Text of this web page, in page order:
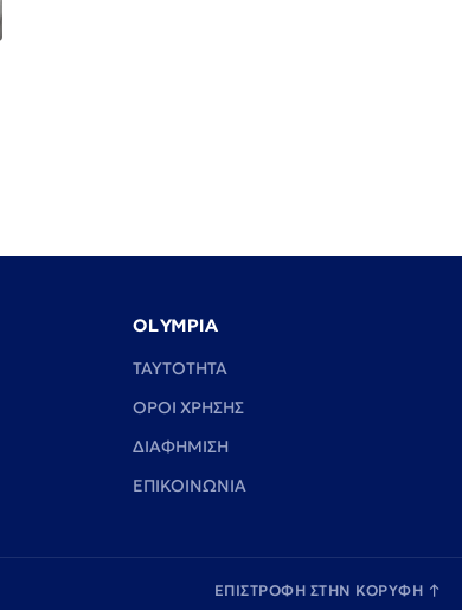
OLYMPIA
TAYTOTHTA
ΟΡΟΙ ΧΡΗΣΗΣ
ΔΙΑΦΗΜΙΣΗ
ΕΠΙΚΟΙΝΩΝΙΑ
ΕΠΙΣΤΡΟΦΗ ΣΤΗΝ ΚΟΡΥΦΗ ↑